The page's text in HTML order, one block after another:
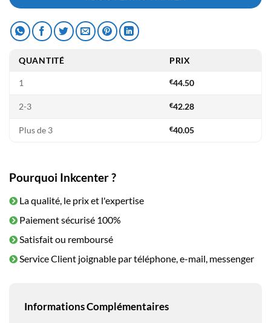
QUANTITÉ PRIX
1 €44.50
2-3 €42.28
Plus de 3 €40.05
Pourquoi Inkcenter ?
La qualité, le prix et l'expertise
Paiement sécurisé 100%
Satisfait ou remboursé
Service Client joignable par téléphone, e-mail, messenger
Informations Complémentaires